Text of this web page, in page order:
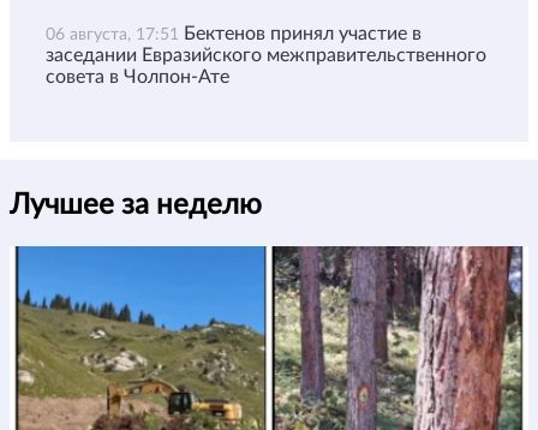
06 августа, 17:51 Бектенов принял участие в
заседании Евразийского межправительственного
совета в Чолпон-Ате
Лучшее за неделю